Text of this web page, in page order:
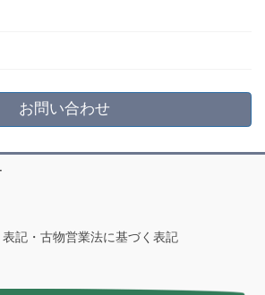
お問い合わせ
記・古物営業法に基づく表記